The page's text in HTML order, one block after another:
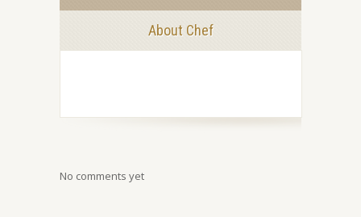
About Chef
No comments yet